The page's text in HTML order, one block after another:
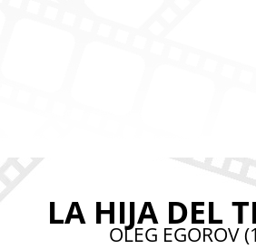
LA HIJA DEL
OLEG EGOROV